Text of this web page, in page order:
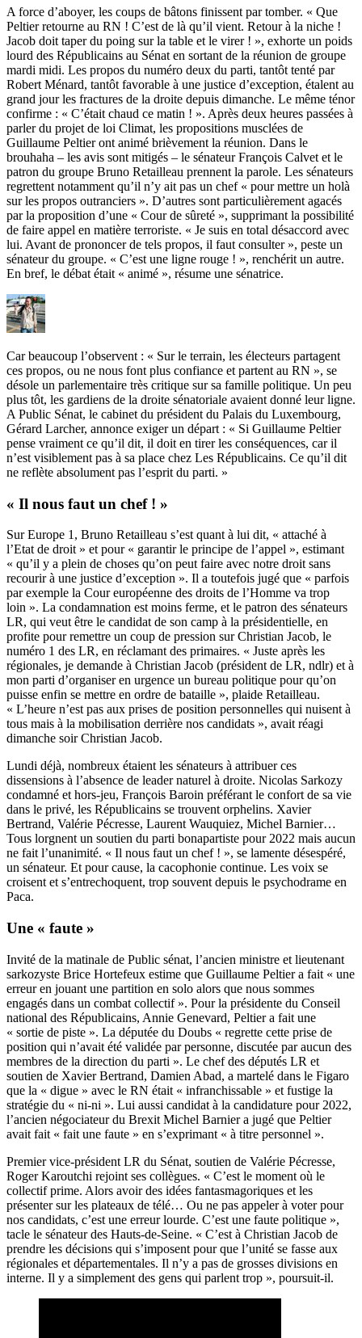
A force d’aboyer, les coups de bâtons finissent par tomber. « Que
Peltier retourne au RN ! C’est de là qu’il vient. Retour à la niche !
Jacob doit taper du poing sur la table et le virer ! », exhorte un poids
lourd des Républicains au Sénat en sortant de la réunion de groupe
mardi midi. Les propos du numéro deux du parti, tantôt tenté par
Robert Ménard, tantôt favorable à une justice d’exception, étalent au
grand jour les fractures de la droite depuis dimanche. Le même ténor
confirme : « C’était chaud ce matin ! ». Après deux heures passées à
parler du projet de loi Climat, les propositions musclées de
Guillaume Peltier ont animé brièvement la réunion. Dans le
brouhaha – les avis sont mitigés – le sénateur François Calvet et le
patron du groupe Bruno Retailleau prennent la parole. Les sénateurs
regrettent notamment qu’il n’y ait pas un chef « pour mettre un holà
sur les propos outranciers ». D’autres sont particulièrement agacés
par la proposition d’une « Cour de sûreté », supprimant la possibilité
de faire appel en matière terroriste. « Je suis en total désaccord avec
lui. Avant de prononcer de tels propos, il faut consulter », peste un
sénateur du groupe. « C’est une ligne rouge ! », renchérit un autre.
En bref, le débat était « animé », résume une sénatrice.
Car beaucoup l’observent : « Sur le terrain, les électeurs partagent
ces propos, ou ne nous font plus confiance et partent au RN », se
désole un parlementaire très critique sur sa famille politique. Un peu
plus tôt, les gardiens de la droite sénatoriale avaient donné leur ligne.
A Public Sénat, le cabinet du président du Palais du Luxembourg,
Gérard Larcher, annonce exiger un départ : « Si Guillaume Peltier
pense vraiment ce qu’il dit, il doit en tirer les conséquences, car il
n’est visiblement pas à sa place chez Les Républicains. Ce qu’il dit
ne reflète absolument pas l’esprit du parti. »
« Il nous faut un chef ! »
Sur Europe 1, Bruno Retailleau s’est quant à lui dit, « attaché à
l’Etat de droit » et pour « garantir le principe de l’appel », estimant
« qu’il y a plein de choses qu’on peut faire avec notre droit sans
recourir à une justice d’exception ». Il a toutefois jugé que « parfois
par exemple la Cour européenne des droits de l’Homme va trop
loin ». La condamnation est moins ferme, et le patron des sénateurs
LR, qui veut être le candidat de son camp à la présidentielle, en
profite pour remettre un coup de pression sur Christian Jacob, le
numéro 1 des LR, en réclamant des primaires. « Juste après les
régionales, je demande à Christian Jacob (président de LR, ndlr) et à
mon parti d’organiser en urgence un bureau politique pour qu’on
puisse enfin se mettre en ordre de bataille », plaide Retailleau.
« L’heure n’est pas aux prises de position personnelles qui nuisent à
tous mais à la mobilisation derrière nos candidats », avait réagi
dimanche soir Christian Jacob.
Lundi déjà, nombreux étaient les sénateurs à attribuer ces
dissensions à l’absence de leader naturel à droite. Nicolas Sarkozy
condamné et hors-jeu, François Baroin préférant le confort de sa vie
dans le privé, les Républicains se trouvent orphelins. Xavier
Bertrand, Valérie Pécresse, Laurent Wauquiez, Michel Barnier…
Tous lorgnent un soutien du parti bonapartiste pour 2022 mais aucun
ne fait l’unanimité. « Il nous faut un chef ! », se lamente désespéré,
un sénateur. Et pour cause, la cacophonie continue. Les voix se
croisent et s’entrechoquent, trop souvent depuis le psychodrame en
Paca.
Une « faute »
Invité de la matinale de Public sénat, l’ancien ministre et lieutenant
sarkozyste Brice Hortefeux estime que Guillaume Peltier a fait « une
erreur en jouant une partition en solo alors que nous sommes
engagés dans un combat collectif ». Pour la présidente du Conseil
national des Républicains, Annie Genevard, Peltier a fait une
« sortie de piste ». La députée du Doubs « regrette cette prise de
position qui n’avait été validée par personne, discutée par aucun des
membres de la direction du parti ». Le chef des députés LR et
soutien de Xavier Bertrand, Damien Abad, a martelé dans le Figaro
que la « digue » avec le RN était « infranchissable » et fustige la
stratégie du « ni-ni ». Lui aussi candidat à la candidature pour 2022,
l’ancien négociateur du Brexit Michel Barnier a jugé que Peltier
avait fait « fait une faute » en s’exprimant « à titre personnel ».
Premier vice-président LR du Sénat, soutien de Valérie Pécresse,
Roger Karoutchi rejoint ses collègues. « C’est le moment où le
collectif prime. Alors avoir des idées fantasmagoriques et les
présenter sur les plateaux de télé… Ou ne pas appeler à voter pour
nos candidats, c’est une erreur lourde. C’est une faute politique »,
tacle le sénateur des Hauts-de-Seine. « C’est à Christian Jacob de
prendre les décisions qui s’imposent pour que l’unité se fasse aux
régionales et départementales. Il n’y a pas de grosses divisions en
interne. Il y a simplement des gens qui parlent trop », poursuit-il.